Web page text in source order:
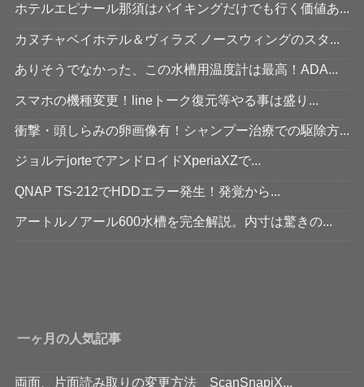
ホテルエピナール那須はバイキングだけでも行く価値あ...
カヌチャベイホテル＆ヴィラズ ノースウィングのスタ...
ありそうでなかった、この水槽用温度計は最高！ADA...
スマホの機種変更！lineトーク復元等やる事は盛り...
衝撃・頭しらみの卵画像有！シャンプー治療での駆除方...
ジョルテjorteでアンドロイドXperiaXZで...
QNAP TS-212でHDDエラー発生！発覚から...
アートルノアール600水槽を完全解説。内寸は驚きの...
一ヶ月の人気記事
両面、片面読み取りの変更方法 ScanSnapiX...